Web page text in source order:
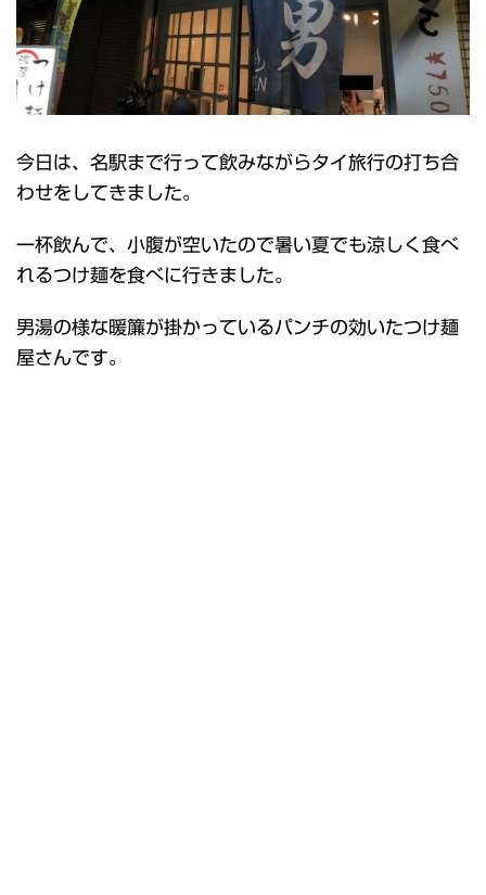
今日は、名駅まで行って飲みながらタイ旅行の打ち合
わせをしてきました。
一杯飲んで、小腹が空いたので暑い夏でも涼しく食べ
れるつけ麺を食べに行きました。
男湯の様な暖簾が掛かっているパンチの効いたつけ麺
屋さんです。